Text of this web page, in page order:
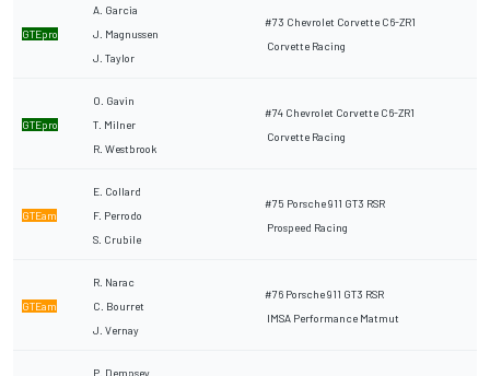
GTEpro
A. Garcia
J. Magnussen
J. Taylor
#73 Chevrolet Corvette C6-ZR1
Corvette Racing
GTEpro
O. Gavin
T. Milner
R. Westbrook
#74 Chevrolet Corvette C6-ZR1
Corvette Racing
GTEam
E. Collard
F. Perrodo
S. Crubile
#75 Porsche 911 GT3 RSR
Prospeed Racing
GTEam
R. Narac
C. Bourret
J. Vernay
#76 Porsche 911 GT3 RSR
IMSA Performance Matmut
P. Dempsey